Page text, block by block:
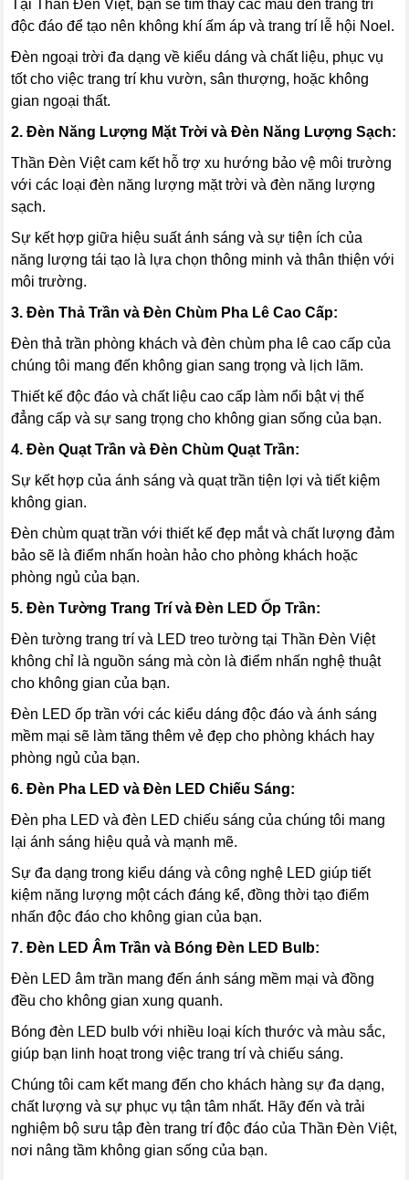
Tại Thần Đèn Việt, bạn sẽ tìm thấy các mẫu đèn trang trí
độc đáo để tạo nên không khí ấm áp và trang trí lễ hội Noel.
Đèn ngoại trời đa dạng về kiểu dáng và chất liệu, phục vụ
tốt cho việc trang trí khu vườn, sân thượng, hoặc không
gian ngoại thất.
2. Đèn Năng Lượng Mặt Trời và Đèn Năng Lượng Sạch:
Thần Đèn Việt cam kết hỗ trợ xu hướng bảo vệ môi trường
với các loại đèn năng lượng mặt trời và đèn năng lượng
sạch.
Sự kết hợp giữa hiệu suất ánh sáng và sự tiện ích của
năng lượng tái tạo là lựa chọn thông minh và thân thiện với
môi trường.
3. Đèn Thả Trần và Đèn Chùm Pha Lê Cao Cấp:
Đèn thả trần phòng khách và đèn chùm pha lê cao cấp của
chúng tôi mang đến không gian sang trọng và lịch lãm.
Thiết kế độc đáo và chất liệu cao cấp làm nổi bật vị thế
đẳng cấp và sự sang trọng cho không gian sống của bạn.
4. Đèn Quạt Trần và Đèn Chùm Quạt Trần:
Sự kết hợp của ánh sáng và quạt trần tiện lợi và tiết kiệm
không gian.
Đèn chùm quạt trần với thiết kế đẹp mắt và chất lượng đảm
bảo sẽ là điểm nhấn hoàn hảo cho phòng khách hoặc
phòng ngủ của bạn.
5. Đèn Tường Trang Trí và Đèn LED Ốp Trần:
Đèn tường trang trí và LED treo tường tại Thần Đèn Việt
không chỉ là nguồn sáng mà còn là điểm nhấn nghệ thuật
cho không gian của bạn.
Đèn LED ốp trần với các kiểu dáng độc đáo và ánh sáng
mềm mại sẽ làm tăng thêm vẻ đẹp cho phòng khách hay
phòng ngủ của bạn.
6. Đèn Pha LED và Đèn LED Chiếu Sáng:
Đèn pha LED và đèn LED chiếu sáng của chúng tôi mang
lại ánh sáng hiệu quả và mạnh mẽ.
Sự đa dạng trong kiểu dáng và công nghệ LED giúp tiết
kiệm năng lượng một cách đáng kể, đồng thời tạo điểm
nhấn độc đáo cho không gian của bạn.
7. Đèn LED Âm Trần và Bóng Đèn LED Bulb:
Đèn LED âm trần mang đến ánh sáng mềm mại và đồng
đều cho không gian xung quanh.
Bóng đèn LED bulb với nhiều loại kích thước và màu sắc,
giúp bạn linh hoạt trong việc trang trí và chiếu sáng.
Chúng tôi cam kết mang đến cho khách hàng sự đa dạng,
chất lượng và sự phục vụ tận tâm nhất. Hãy đến và trải
nghiệm bộ sưu tập đèn trang trí độc đáo của Thần Đèn Việt,
nơi nâng tầm không gian sống của bạn.